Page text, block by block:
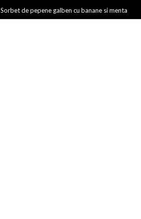
Sorbet de pepene galben cu banane si menta